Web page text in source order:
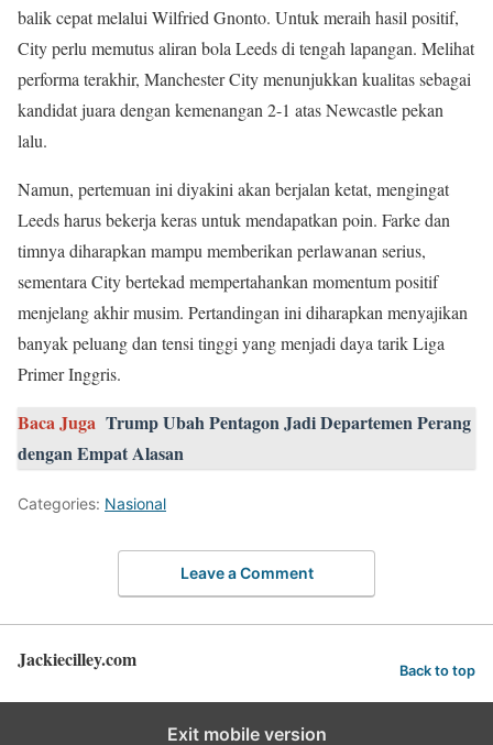
balik cepat melalui Wilfried Gnonto. Untuk meraih hasil positif,
City perlu memutus aliran bola Leeds di tengah lapangan. Melihat
performa terakhir, Manchester City menunjukkan kualitas sebagai
kandidat juara dengan kemenangan 2-1 atas Newcastle pekan
lalu.
Namun, pertemuan ini diyakini akan berjalan ketat, mengingat
Leeds harus bekerja keras untuk mendapatkan poin. Farke dan
timnya diharapkan mampu memberikan perlawanan serius,
sementara City bertekad mempertahankan momentum positif
menjelang akhir musim. Pertandingan ini diharapkan menyajikan
banyak peluang dan tensi tinggi yang menjadi daya tarik Liga
Primer Inggris.
Baca Juga Trump Ubah Pentagon Jadi Departemen Perang
dengan Empat Alasan
Categories: Nasional
Leave a Comment
Jackiecilley.com Back to top
Exit mobile version